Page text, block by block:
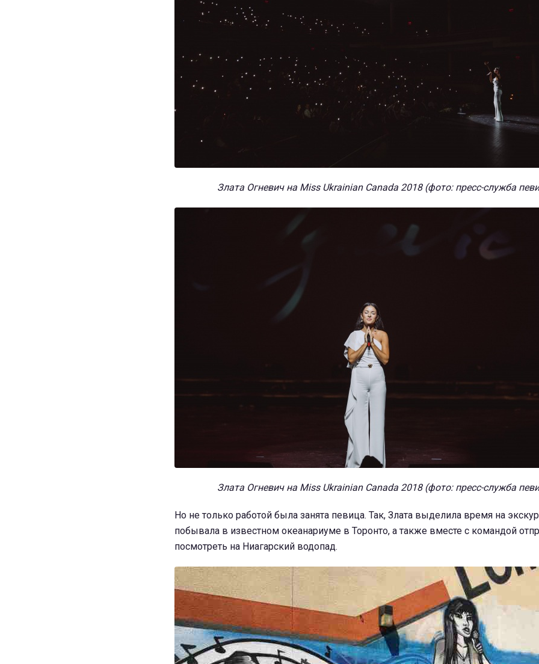
Злата Огневич на Miss Ukrainian Canada 2018 (фото: пресс-служба
Злата Огневич на Miss Ukrainian Canada 2018 (фото: пресс-служба
Но не только работой была занята певица. Так, Злата выделила время на
побывала в известном океанариуме в Торонто, а также вместе с командой
посмотреть на Ниагарский водопад.